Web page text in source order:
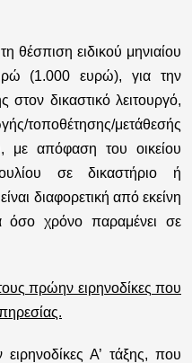
θέσπιση ειδικού μηνιαίου
(1.000 ευρώ), για την
δικαστικό λειτουργό,
τοποθέτησης/μετάθεσής
με απόφαση του οικείου
σε δικαστήριο ή
διαφορετική από εκείνη
όσο χρόνο παραμένει σε
πρώην ειρηνοδίκες που
Α’ τάξης, που